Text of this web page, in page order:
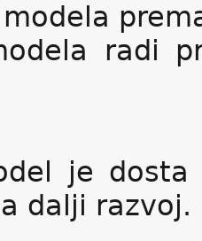
radi
je
dalji razvoj.